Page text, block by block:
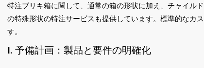
特注ブリキ箱に関して、通常の箱の形状に加え、チャイル
の特殊形状の特注サービスも提供しています。標準的なカ
す。
I. 予備計画：製品と要件の明確化